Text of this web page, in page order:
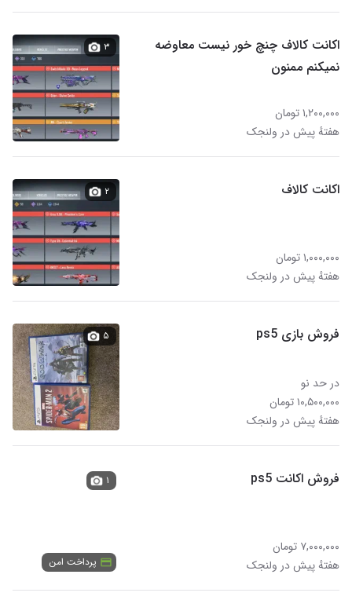
اکانت کالاف چنچ خور نیست معاوضه
نمیکنم ممنون
۱,۲۰۰,۰۰۰ تومان
هفتهٔ پیش در ولنجک
۳
اکانت کالاف
۱,۰۰۰,۰۰۰ تومان
هفتهٔ پیش در ولنجک
۲
فروش بازی ps5
در حد نو
۱۰,۵۰۰,۰۰۰ تومان
هفتهٔ پیش در ولنجک
۵
فروش اکانت ps5
۷,۰۰۰,۰۰۰ تومان
هفتهٔ پیش در ولنجک
۱
پرداخت امن